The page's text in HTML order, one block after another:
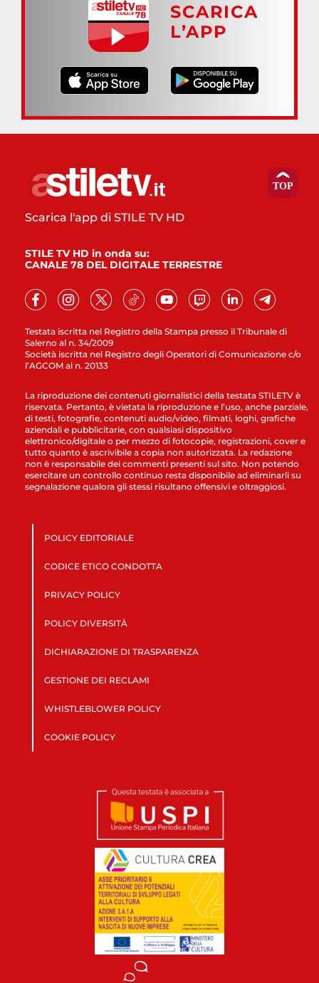
SCARICA
L’APP
Testata iscritta nel Registro della Stampa presso il Tribunale di
Salerno al n. 34/2009
Società iscritta nel Registro degli Operatori di Comunicazione c/o
l’AGCOM al n. 20133
Scarica l'app di STILE TV HD
STILE TV HD in onda su:
CANALE 78 DEL DIGITALE TERRESTRE
La riproduzione dei contenuti giornalistici della testata STILETV è
riservata. Pertanto, è vietata la riproduzione e l’uso, anche parziale,
di testi, fotografie, contenuti audio/video, filmati, loghi, grafiche
aziendali e pubblicitarie, con qualsiasi dispositivo
elettronico/digitale o per mezzo di fotocopie, registrazioni, cover e
tutto quanto è ascrivibile a copia non autorizzata. La redazione
non è responsabile dei commenti presenti sul sito. Non potendo
esercitare un controllo continuo resta disponibile ad eliminarli su
segnalazione qualora gli stessi risultano offensivi e oltraggiosi.
POLICY EDITORIALE
CODICE ETICO CONDOTTA
PRIVACY POLICY
POLICY DIVERSITÀ
DICHIARAZIONE DI TRASPARENZA
GESTIONE DEI RECLAMI
WHISTLEBLOWER POLICY
COOKIE POLICY